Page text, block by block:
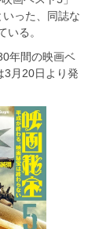
いった、同誌な
る。
年間の映画ベ
3月20日より発